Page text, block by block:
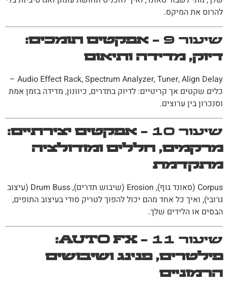
להרוס את המיקס.
שיעור 9 –
אפקטים תומכים:
דיוק, מדידה ותיאום
Audio Effect Rack, Spectrum Analyzer, Tuner, Align Delay –
כלים שקטים אך קריטיים: לדיוק בתדרים, כיוונון, מדידה בזמן אמת
וסנכרון בין ערוצים.
שיעור 10 –
אפקטים יצירתיים:
מרקמים, חללים ומודולציה
מתקדמת
Corpus (סאונד גוף), Erosion (שיבוש תדרים), Drum Buss (עיצוב
גרובי), ואיך כל אחד מהם יכול להפוך לטריק סודי בעיצוב התופים,
הבסים או הלידים שלך.
שיעור 11 –
Auto FX:
פילטרים, פנינג ושיבושים
הרמוניים